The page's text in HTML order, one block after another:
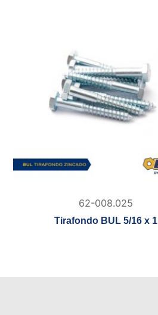
62-008.025
Tirafondo BUL 5/16 x 1